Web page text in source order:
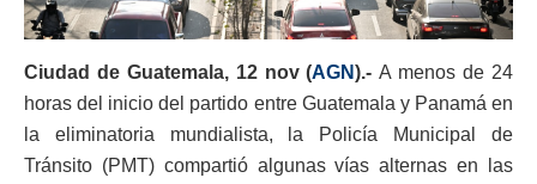
Ciudad de Guatemala, 12 nov (AGN).-A menos de 24
horas del inicio del partido entre Guatemala y Panamá en
la eliminatoria mundialista, la Policía Municipal de
Tránsito (PMT) compartió algunas vías alternas en las